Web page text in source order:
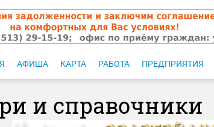
АФИША КАРТА РАБОТА ПРЕДПРИЯТИЯ
и справочники